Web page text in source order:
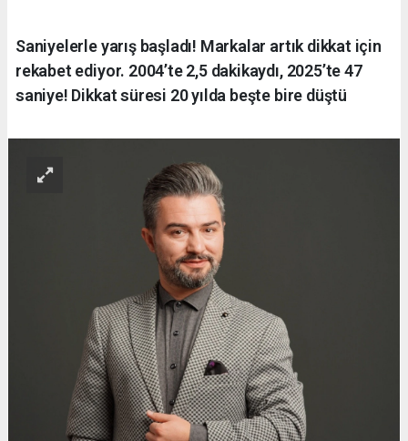
Saniyelerle yarış başladı! Markalar artık dikkat için
rekabet ediyor. 2004’te 2,5 dakikaydı, 2025’te 47
saniye! Dikkat süresi 20 yılda beşte bire düştü